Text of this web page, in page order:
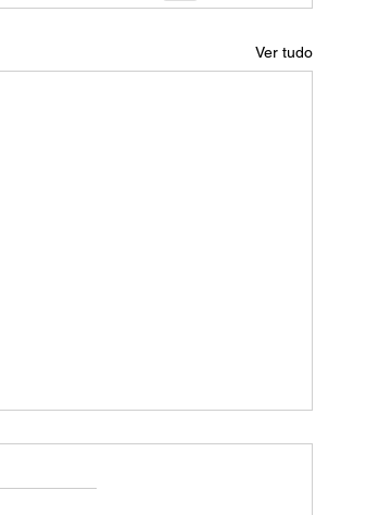
Ver tudo
Qual é o tamanho de 16:9?
O tamanho de 16:9 é uma